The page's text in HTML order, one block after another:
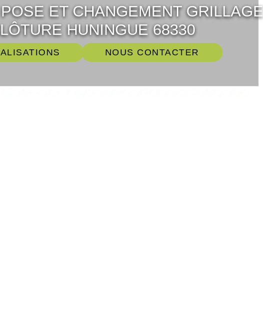
ET CHANGEMENT GRILLAGE
HUNINGUE 68330
NOUS CONTACTER